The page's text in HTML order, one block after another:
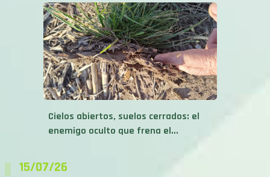
Cielos abiertos, suelos cerrados: el
enemigo oculto que frena el...
15/07/26